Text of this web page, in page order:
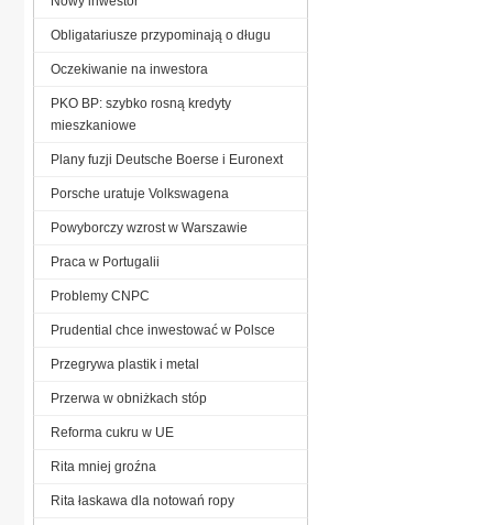
Obligatariusze przypominają o długu
Oczekiwanie na inwestora
PKO BP: szybko rosną kredyty
mieszkaniowe
Plany fuzji Deutsche Boerse i Euronext
Porsche uratuje Volkswagena
Powyborczy wzrost w Warszawie
Praca w Portugalii
Problemy CNPC
Prudential chce inwestować w Polsce
Przegrywa plastik i metal
Przerwa w obniżkach stóp
Reforma cukru w UE
Rita mniej groźna
Rita łaskawa dla notowań ropy